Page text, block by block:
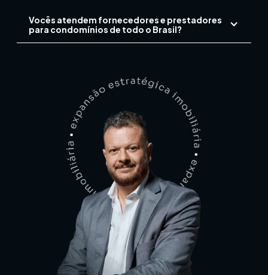
Vocês atendem fornecedores e prestadores
para condomínios de todo o Brasil?